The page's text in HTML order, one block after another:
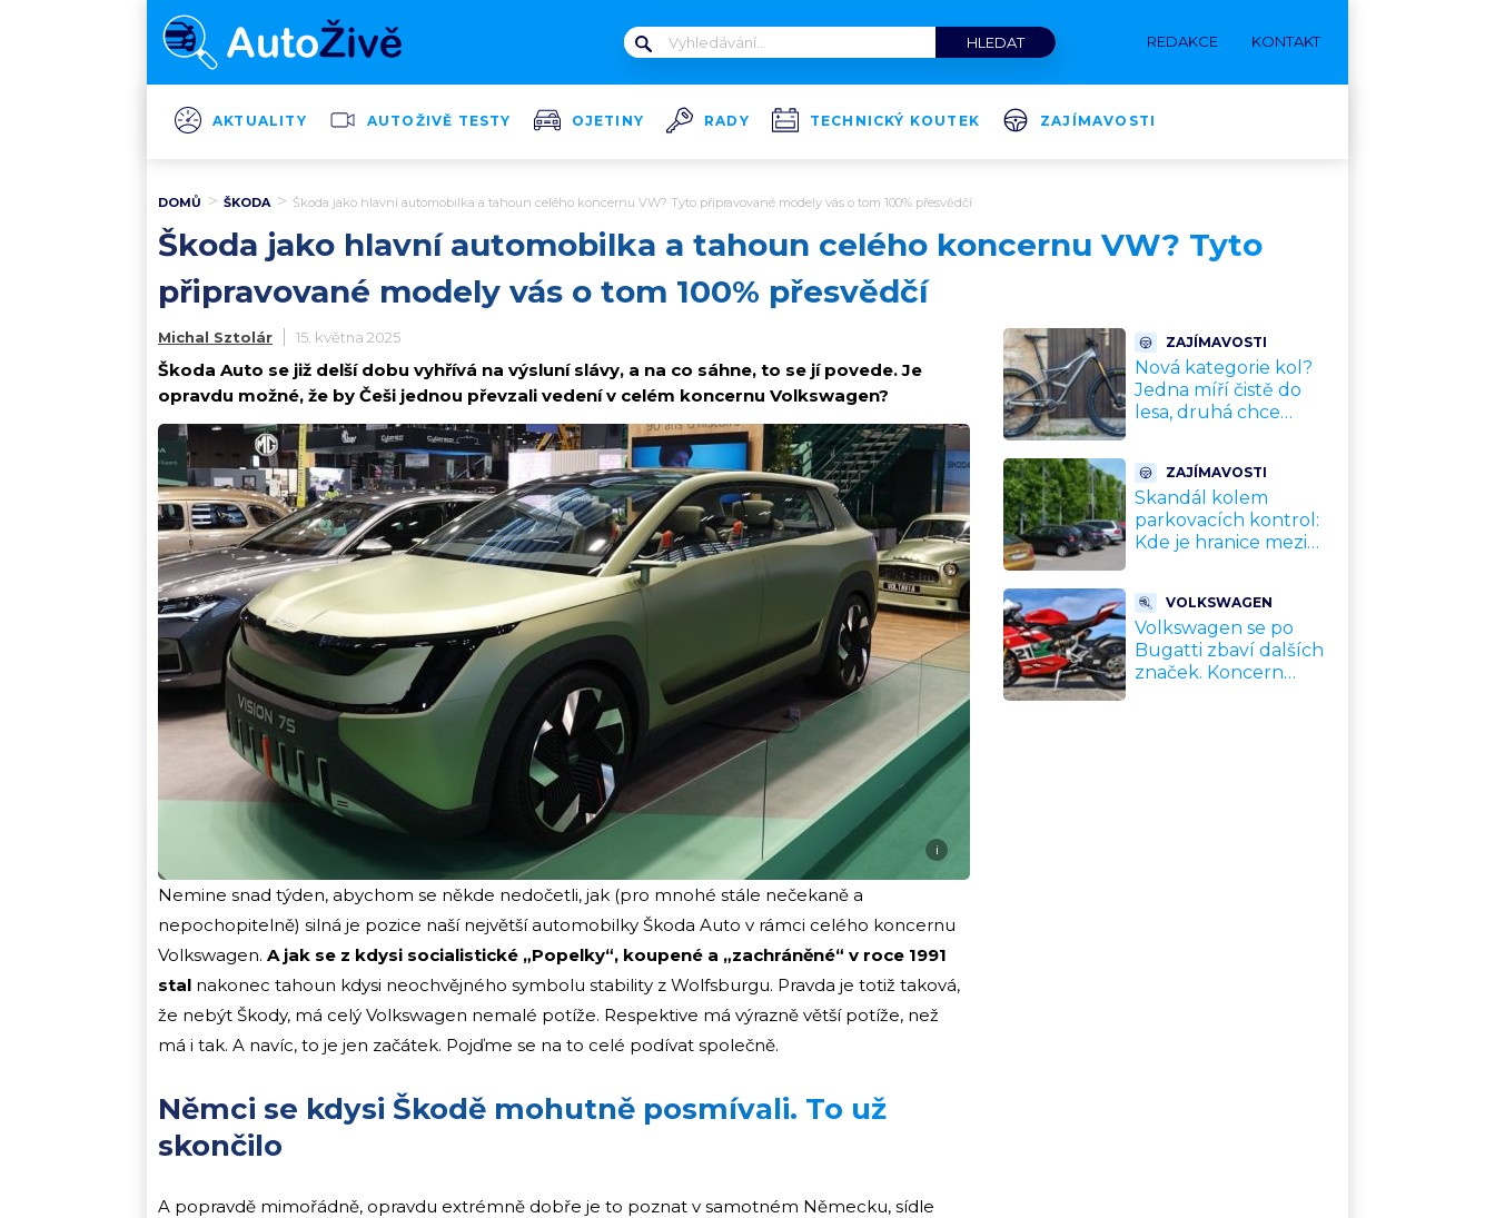
REDAKCE KONTAKT
AKTUALITY AUTOŽIVĚ TESTY OJETINY RADY TECHNICKÝ KOUTEK ZAJÍMAVOSTI
DOMŮ ŠKODA Škoda jako hlavní automobilka a tahoun celého koncernu VW? Tyto připravované modely vás o tom 100% přesvědčí
Škoda jako hlavní automobilka a tahoun celého koncernu VW? Tyto
připravované modely vás o tom 100% přesvědčí
Michal Sztolár 15. května 2025
Škoda Auto se již delší dobu vyhřívá na výsluní slávy, a na co sáhne, to se jí povede. Je
opravdu možné, že by Češi jednou převzali vedení v celém koncernu Volkswagen?
i
Nemine snad týden, abychom se někde nedočetli, jak (pro mnohé stále nečekaně a
nepochopitelně) silná je pozice naší největší automobilky Škoda Auto v rámci celého koncernu
Volkswagen. A jak se z kdysi socialistické „Popelky“, koupené a „zachráněné“ v roce 1991
stal nakonec tahoun kdysi neochvějného symbolu stability z Wolfsburgu. Pravda je totiž taková,
že nebýt Škody, má celý Volkswagen nemalé potíže. Respektive má výrazně větší potíže, než
má i tak. A navíc, to je jen začátek. Pojďme se na to celé podívat společně.
Němci se kdysi Škodě mohutně posmívali. To už
skončilo
A popravdě mimořádně, opravdu extrémně dobře je to poznat v samotném Německu, sídle
ZAJÍMAVOSTI
Nová kategorie kol?
Jedna míří čistě do
lesa, druhá chce
rozporuplné názory
ZAJÍMAVOSTI
Skandál kolem
parkovacích kontrol:
Kde je hranice mezi
výhoda, velký
problém
VOLKSWAGEN
Volkswagen se po
Bugatti zbaví dalších
značek. Koncern